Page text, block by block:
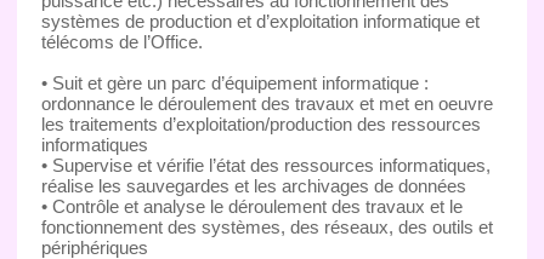
systèmes de production et d’exploitation informatique et
télécoms de l’Office.
• Suit et gère un parc d’équipement informatique :
ordonnance le déroulement des travaux et met en oeuvre
les traitements d’exploitation/production des ressources
informatiques
• Supervise et vérifie l’état des ressources informatiques,
réalise les sauvegardes et les archivages de données
• Contrôle et analyse le déroulement des travaux et le
fonctionnement des systèmes, des réseaux, des outils et
périphériques